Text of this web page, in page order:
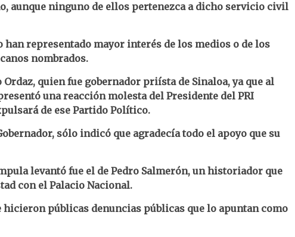
aunque ninguno de ellos pertenezca a dicho servicio civil
representado mayor interés de los medios o de los
nombrados.
quien fue gobernador priísta de Sinaloa, ya que al
una reacción molesta del Presidente del PRI
de ese Partido Político.
sólo indicó que agradecía todo el apoyo que su
levantó fue el de Pedro Salmerón, un historiador que
con el Palacio Nacional.
hicieron públicas denuncias públicas que lo apuntan como